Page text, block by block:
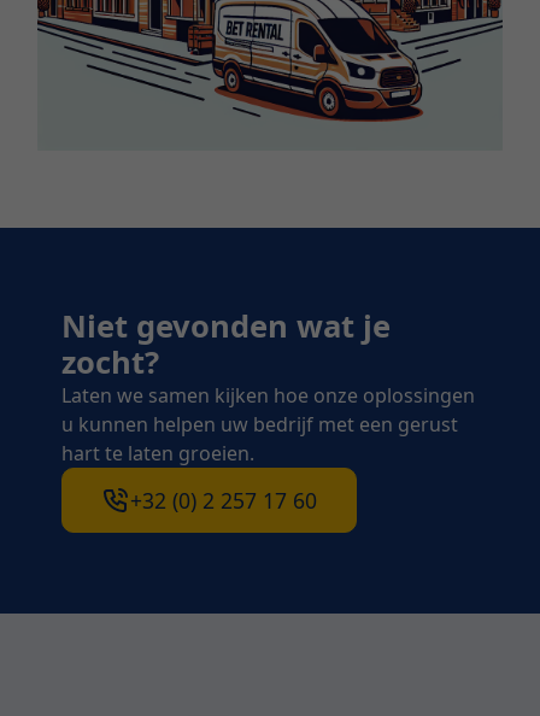
Niet gevonden wat je
zocht?
Laten we samen kijken hoe onze oplossingen
u kunnen helpen uw bedrijf met een gerust
hart te laten groeien.
+32 (0) 2 257 17 60